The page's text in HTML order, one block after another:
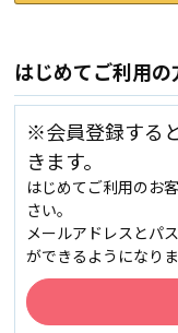
はじめてご利用
※会員登録する
きます。
はじめてご利用のお
さい。
メールアドレスとパ
ができるようになりま